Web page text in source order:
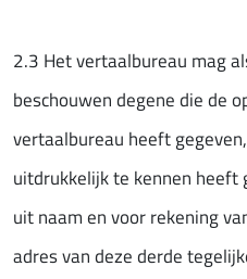
2.3 Het vertaalbureau mag
beschouwen degene die de
vertaalbureau heeft
uitdrukkelijk te kennen heeft
uit naam en voor rekening
adres van deze derde